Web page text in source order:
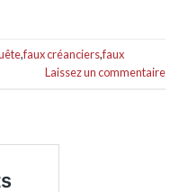
,faux créanciers,faux
Laissez un commentaire